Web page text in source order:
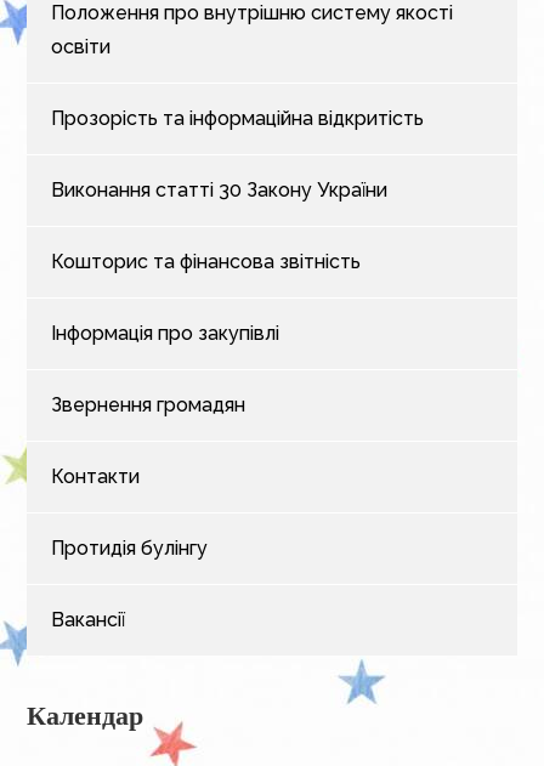
Положення про внутрішню систему якості
освіти
Прозорість та інформаційна відкритість
Виконання статті 30 Закону України
Кошторис та фінансова звітність
Інформація про закупівлі
Звернення громадян
Контакти
Протидія булінгу
Вакансії
Календар